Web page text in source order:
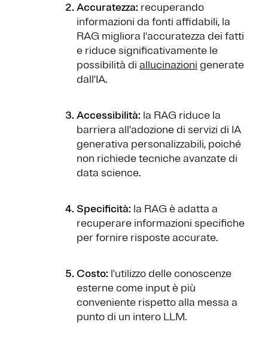
Accuratezza: recuperando
informazioni da fonti affidabili, la
RAG migliora l'accuratezza dei fatti
e riduce significativamente le
possibilità di allucinazioni generate
dall'IA.
Accessibilità: la RAG riduce la
barriera all'adozione di servizi di IA
generativa personalizzabili, poiché
non richiede tecniche avanzate di
data science.
Specificità: la RAG è adatta a
recuperare informazioni specifiche
per fornire risposte accurate.
Costo: l'utilizzo delle conoscenze
esterne come input è più
conveniente rispetto alla messa a
punto di un intero LLM.